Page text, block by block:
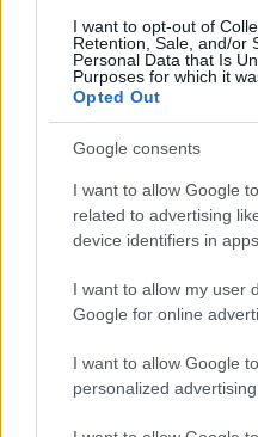
I want to opt-out of
Retention, Sale, and/or
Personal Data that Is
Purposes for which it
Opted Out
Google consents
I want to allow Google
related to advertising
device identifiers in apps.
I want to allow my user
Google for online
I want to allow Google
personalized advertising.
ΕΛΑΣ: Συνεχίζεται με
εξάρθρωση της
Συνελήφθησαν